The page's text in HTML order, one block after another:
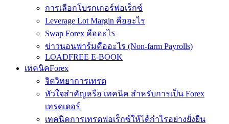
การเลือกโบรกเกอร์ฟอเร็กซ์
Leverage Lot Margin คืออะไร
Swap Forex คืออะไร
ข่าวนอนฟาร์มคืออะไร (Non-farm Payrolls)
LOADFREE E-BOOK
เทคนิคForex
จิตวิทยาการเทรด
หัวใจสำคัญหรือ เทคนิค สำหรับการเป็น Forex
เทรดเดอร์
เทคนิคการเทรดฟอเร็กซ์ให้ได้กำไรอย่างยั่งยืน